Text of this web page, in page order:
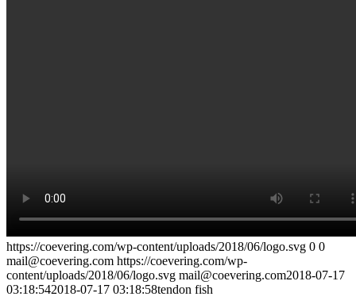
https://coevering.com/wp-content/uploads/2018/06/logo.svg 0 0
mail@coevering.com https://coevering.com/wp-
content/uploads/2018/06/logo.svg mail@coevering.com2018-07-17
03:18:542018-07-17 03:18:58tendon fish